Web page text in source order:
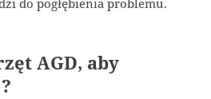
do pogłębienia problemu.
AGD, aby